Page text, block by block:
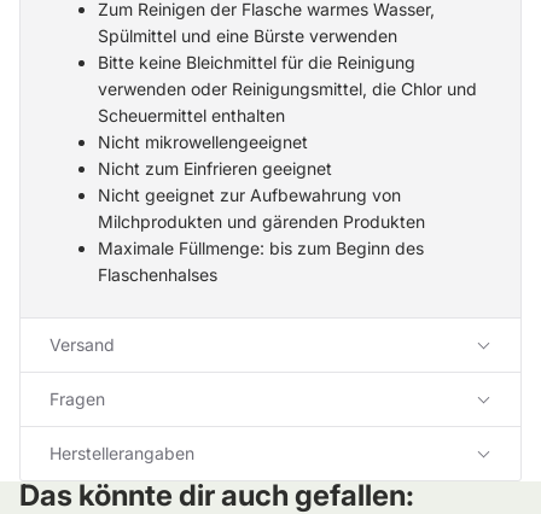
Zum Reinigen der Flasche warmes Wasser,
Spülmittel und eine Bürste verwenden
Bitte keine Bleichmittel für die Reinigung
verwenden oder Reinigungsmittel, die Chlor und
Scheuermittel enthalten
Nicht mikrowellengeeignet
Nicht zum Einfrieren geeignet
Nicht geeignet zur Aufbewahrung von
Milchprodukten und gärenden Produkten
Maximale Füllmenge: bis zum Beginn des
Flaschenhalses
Versand
Fragen
Herstellerangaben
Das könnte dir auch gefallen: